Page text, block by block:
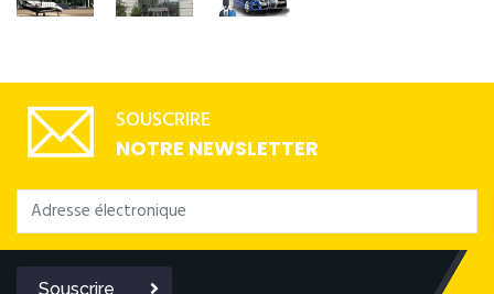
SOUSCRIRE
NOTRE NEWSLETTER
Souscrire